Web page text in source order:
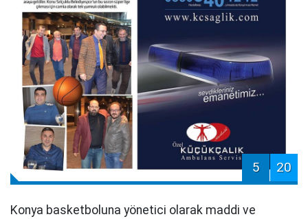
5 20
Konya basketboluna yönetici olarak maddi ve